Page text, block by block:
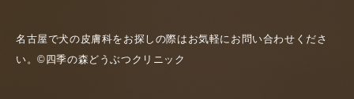
名古屋で犬の皮膚科をお探しの際はお気軽にお問い合わせくださ
い。©四季の森どうぶつクリニック